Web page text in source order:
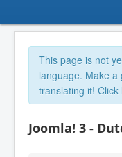
This page is not
language. Make
translating it! Click
Joomla! 3 -